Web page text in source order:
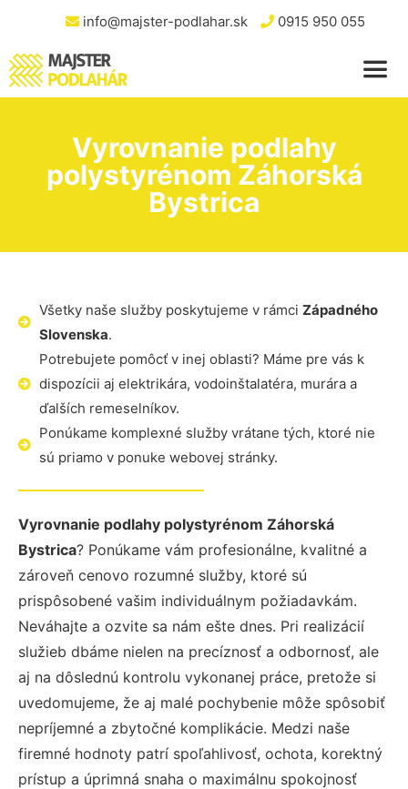
info@majster-podlahar.sk 0915 950 055
Vyrovnanie podlahy
polystyrénom Záhorská
Bystrica
Všetky naše služby poskytujeme v rámci Západného
Slovenska.
Potrebujete pomôcť v inej oblasti? Máme pre vás k
dispozícii aj elektrikára, vodoinštalatéra, murára a
ďalších remeselníkov.
Ponúkame komplexné služby vrátane tých, ktoré nie
sú priamo v ponuke webovej stránky.
Vyrovnanie podlahy polystyrénom Záhorská
Bystrica? Ponúkame vám profesionálne, kvalitné a
zároveň cenovo rozumné služby, ktoré sú
prispôsobené vašim individuálnym požiadavkám.
Neváhajte a ozvite sa nám ešte dnes. Pri realizácií
služieb dbáme nielen na precíznosť a odbornosť, ale
aj na dôslednú kontrolu vykonanej práce, pretože si
uvedomujeme, že aj malé pochybenie môže spôsobiť
nepríjemné a zbytočné komplikácie. Medzi naše
firemné hodnoty patrí spoľahlivosť, ochota, korektný
prístup a úprimná snaha o maximálnu spokojnosť